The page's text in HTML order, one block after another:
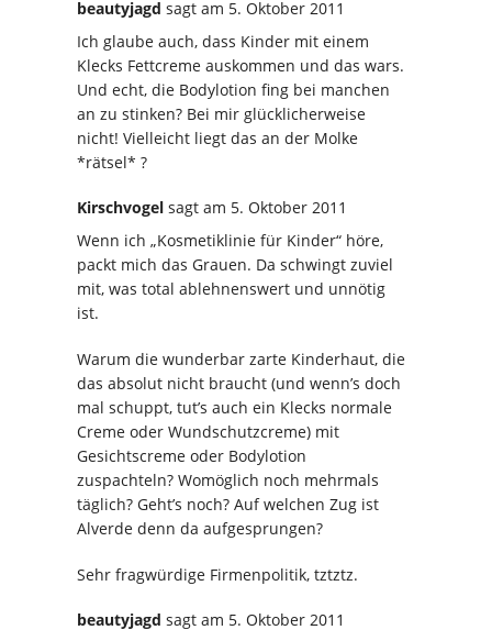
beautyjagd sagt am 5. Oktober 2011
Ich glaube auch, dass Kinder mit einem
Klecks Fettcreme auskommen und das wars.
Und echt, die Bodylotion fing bei manchen
an zu stinken? Bei mir glücklicherweise
nicht! Vielleicht liegt das an der Molke
*rätsel* ?
Kirschvogel sagt am 5. Oktober 2011
Wenn ich „Kosmetiklinie für Kinder“ höre,
packt mich das Grauen. Da schwingt zuviel
mit, was total ablehnenswert und unnötig
ist.
Warum die wunderbar zarte Kinderhaut, die
das absolut nicht braucht (und wenn’s doch
mal schuppt, tut’s auch ein Klecks normale
Creme oder Wundschutzcreme) mit
Gesichtscreme oder Bodylotion
zuspachteln? Womöglich noch mehrmals
täglich? Geht’s noch? Auf welchen Zug ist
Alverde denn da aufgesprungen?
Sehr fragwürdige Firmenpolitik, tztztz.
beautyjagd sagt am 5. Oktober 2011